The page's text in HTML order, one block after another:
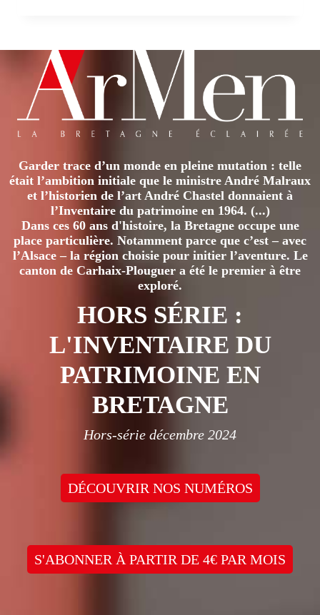
Garder trace d’un monde en pleine mutation : telle
était l’ambition initiale que le ministre André Malraux
et l’historien de l’art André Chastel donnaient à
l’Inventaire du patrimoine en 1964. (...)
Dans ces 60 ans d'histoire, la Bretagne occupe une
place particulière. Notamment parce que c’est – avec
l’Alsace – la région choisie pour initier l’aventure. Le
canton de Carhaix-Plouguer a été le premier à être
exploré.
HORS SÉRIE :
L'INVENTAIRE DU
PATRIMOINE EN
BRETAGNE
Hors-série décembre 2024
DÉCOUVRIR NOS NUMÉROS
S'ABONNER À PARTIR DE 4€ PAR MOIS